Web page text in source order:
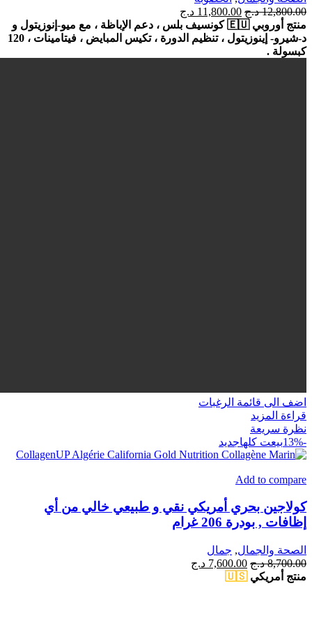
12,800.00 د.ج السعر
الأصلي
هو:
11,800.00 د.ج
الحالي
هو:
منتج أوروبي 🇪🇺
كونسيف بلس ، دعم الإباظة ، مع ميو-إنوزيتول و
د-شيرو- إينوزيتول ، تنظيم الدورة ، تكيس المبايض ، فيتامينات ، 120
كبسولة .
اضف الى قائمة الرغبات
قراءة المزيد
نظرة سريعة
-13%
بيعت كلهاجديد
Add to compare
كولاجين بحري أمريكي نقي و طبيعي خالي من أي
إظافات , بودرة 206 غرام
الصحة والجمال, جمال
8,700.00 د.ج السعر
الأصلي
7,600.00 د.ج
منتج أمريكي 🇺🇸